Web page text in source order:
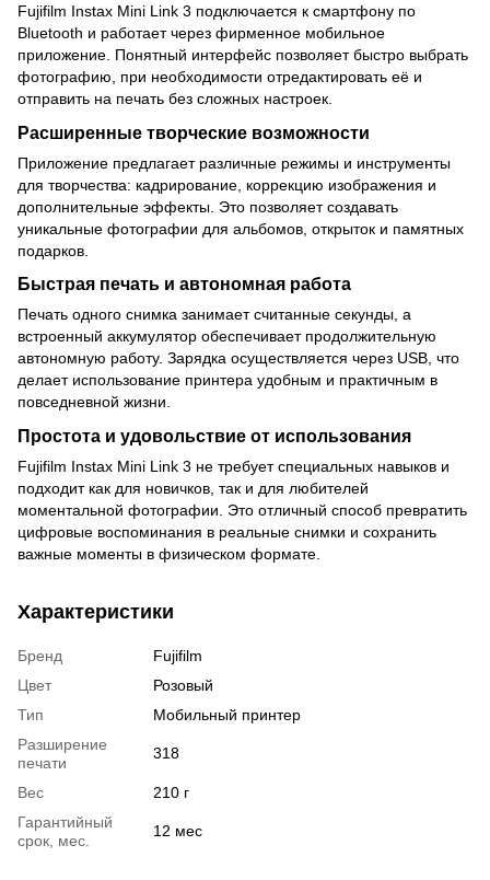
Fujifilm Instax Mini Link 3 подключается к смартфону по
Bluetooth и работает через фирменное мобильное
приложение. Понятный интерфейс позволяет быстро выбрать
фотографию, при необходимости отредактировать её и
отправить на печать без сложных настроек.
Расширенные творческие возможности
Приложение предлагает различные режимы и инструменты
для творчества: кадрирование, коррекцию изображения и
дополнительные эффекты. Это позволяет создавать
уникальные фотографии для альбомов, открыток и памятных
подарков.
Быстрая печать и автономная работа
Печать одного снимка занимает считанные секунды, а
встроенный аккумулятор обеспечивает продолжительную
автономную работу. Зарядка осуществляется через USB, что
делает использование принтера удобным и практичным в
повседневной жизни.
Простота и удовольствие от использования
Fujifilm Instax Mini Link 3 не требует специальных навыков и
подходит как для новичков, так и для любителей
моментальной фотографии. Это отличный способ превратить
цифровые воспоминания в реальные снимки и сохранить
важные моменты в физическом формате.
Характеристики
Бренд
Fujifilm
Цвет
Розовый
Тип
Мобильный принтер
Разширение
печати
318
Вес
210 г
Гарантийный
срок, мес.
12 мес